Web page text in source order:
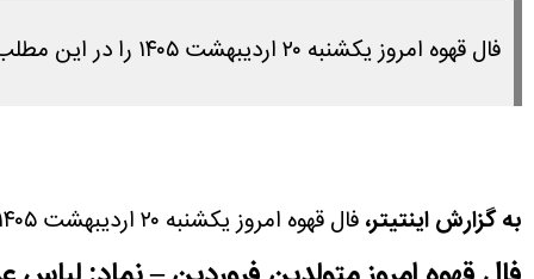
فال قهوه امروز یکشنبه ۲۰ اردیبهشت ۱۴۰۵ را در این مطلب مشاهده می کنید.
به گزارش اینتیتر،فال قهوه امروز یکشنبه ۲۰ اردیبهشت ۱۴۰۵ را در این مطلب مشاهده می کنید.